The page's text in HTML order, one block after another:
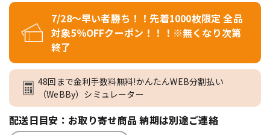
7/28～早い者勝ち！！先着1000枚限定 全品
対象5％OFFクーポン！！！※無くなり次第
終了
48回まで金利手数料無料!かんたんWEB分割払い
（WeBBy）シミュレーター
配送日目安：お取り寄せ商品 納期は別途ご連絡